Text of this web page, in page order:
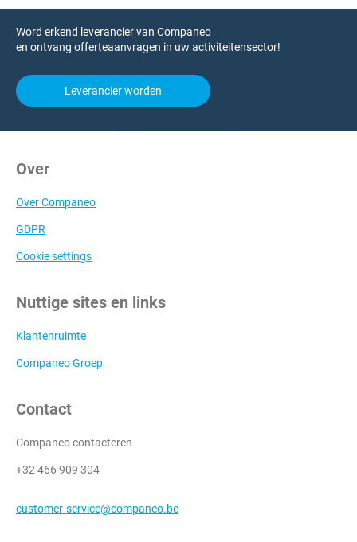
Word erkend leverancier van Companeo
en ontvang offerteaanvragen in uw activiteitensector!
Leverancier worden
Over
Over Companeo
GDPR
Cookie settings
Nuttige sites en links
Klantenruimte
Companeo Groep
Contact
Companeo contacteren
+32 466 909 304
customer-service@companeo.be